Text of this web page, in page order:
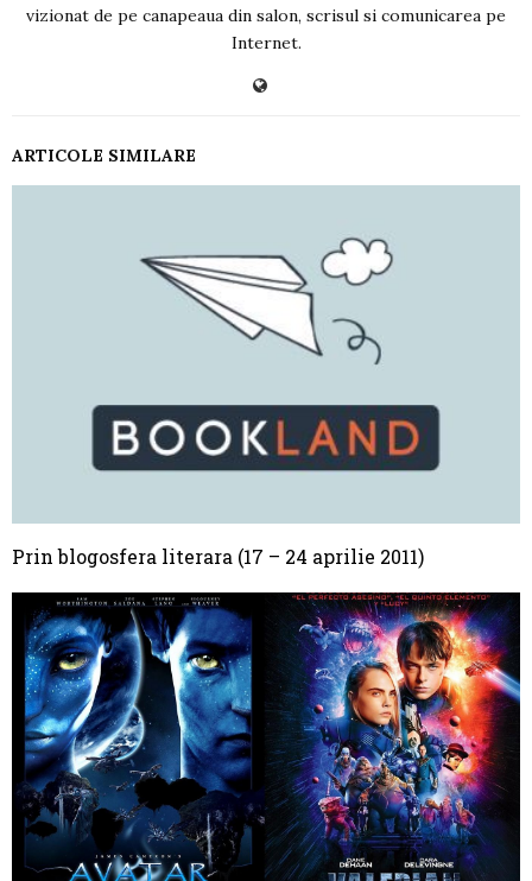
vizionat de pe canapeaua din salon, scrisul si comunicarea pe
Internet.
ARTICOLE SIMILARE
Prin blogosfera literara (17 – 24 aprilie 2011)